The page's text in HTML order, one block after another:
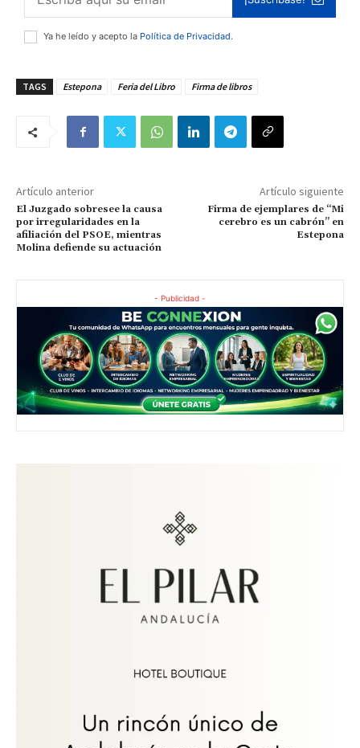
Ya he leído y acepto la Política de Privacidad.
TAGS Estepona Feria del Libro Firma de libros
Artículo anterior
El Juzgado sobresee la causa
por irregularidades en la
afiliación del PSOE, mientras
Molina defiende su actuación
Artículo siguiente
Firma de ejemplares de “Mi
cerebro es un cabrón” en
Estepona
- Publicidad -